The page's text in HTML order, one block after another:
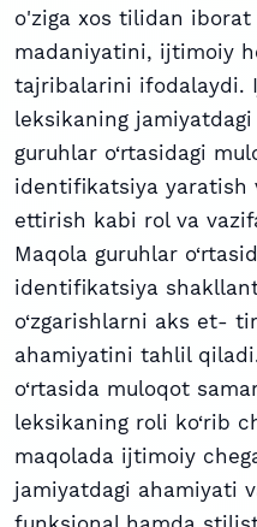
o'ziga xos tilidan
madaniyatini, ijtimoiy
tajribalarini ifodalaydi.
leksikaning
guruhlar o‘rtasidagi
identifikatsiya yaratish
ettirish kabi rol va
Maqola guruhlar
identifikatsiya
o‘zgarishlarni aks et-
ahamiyatini tahlil
o‘rtasida muloqot
leksikaning roli ko‘rib
maqolada ijtimoiy
jamiyatdagi ahamiyati